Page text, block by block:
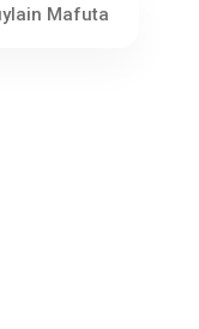
Mafuta